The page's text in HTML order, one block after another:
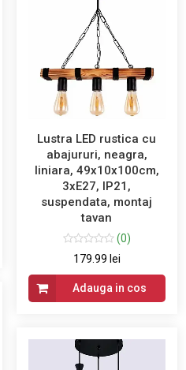
Lustra LED rustica cu
abajururi, neagra,
liniara, 49x10x100cm,
3xE27, IP21,
suspendata, montaj
tavan
(0)
179.99 lei
Adauga in cos